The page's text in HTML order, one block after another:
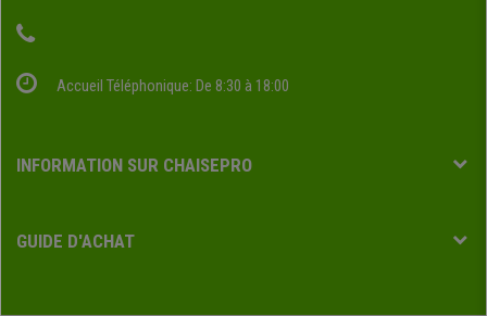
Accueil Téléphonique: De 8:30 à 18:00
INFORMATION SUR CHAISEPRO
GUIDE D'ACHAT